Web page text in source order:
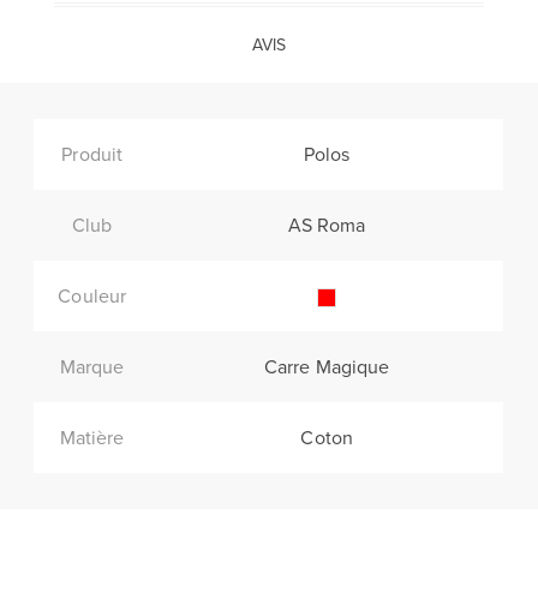
AVIS
Produit Polos
Club AS Roma
Couleur
Marque Carre Magique
Matière Coton